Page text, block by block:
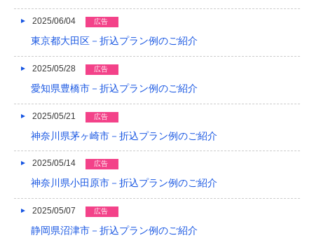
2017/04
2017/03
2017/02
2016/11
2016/10
2016/09
2016/08
2025/06/04 広告
東京都大田区－折込プラン例のご紹介
2025/05/28 広告
愛知県豊橋市－折込プラン例のご紹介
2025/05/21 広告
神奈川県茅ヶ崎市－折込プラン例のご紹介
2025/05/14 広告
神奈川県小田原市－折込プラン例のご紹介
2025/05/07 広告
静岡県沼津市－折込プラン例のご紹介